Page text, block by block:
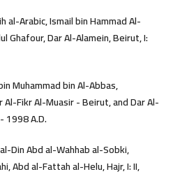
al-Arabic, Ismail bin Hammad Al-
Ghafour, Dar Al-Alamein, Beirut, I:
Muhammad bin Al-Abbas,
Al-Fikr Al-Muasir - Beirut, and Dar Al-
1998 A.D.
Din Abd al-Wahhab al-Sobki,
Abd al-Fattah al-Helu, Hajr, I: II,